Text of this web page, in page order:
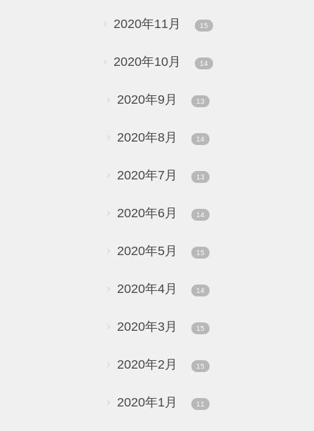
2020年11月 15
2020年10月 14
2020年9月 13
2020年8月 14
2020年7月 13
2020年6月 14
2020年5月 15
2020年4月 14
2020年3月 15
2020年2月 15
2020年1月 11